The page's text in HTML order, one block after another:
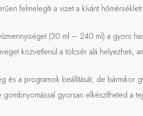
felmelegíti a vizet a kívánt
(30 ml – 240 ml) a gyors
közvetlenül a tölcsér alá helyezheti,
és a programok beállítását, de bármikor
gyorsan elkészítheted a